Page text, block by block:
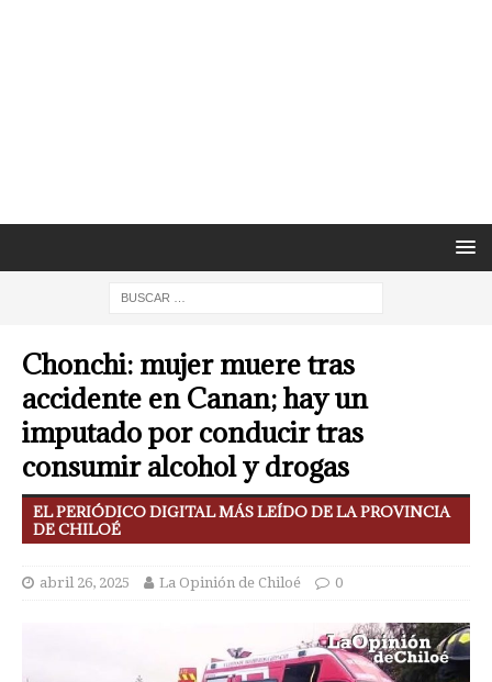
Chonchi: mujer muere tras
accidente en Canan; hay un
imputado por conducir tras
consumir alcohol y drogas
EL PERIÓDICO DIGITAL MÁS LEÍDO DE LA PROVINCIA
DE CHILOÉ
abril 26, 2025 La Opinión de Chiloé 0